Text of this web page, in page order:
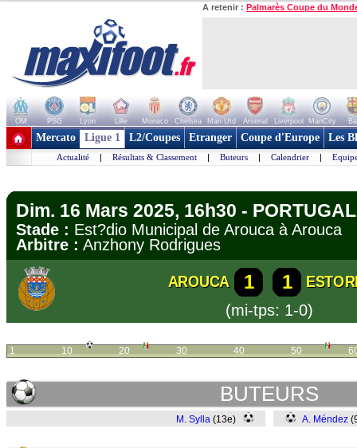
A retenir : Palmarès Coupe du
OM PSG Lyon Lille Monaco Chelsea Man Utd Arsenal Liverpool ManCity
+ de clubs
Mercato Ligue 1 L2/Coupes Etranger Coupe d'Europe Les
Actualité | Résultats & Classement | Buteurs | Calendrier |
Dim. 16 Mars 2025, 16h30 -
Stade : Est?dio Municipal de Arouca à
Arbitre : Anzhony Rodrigues
AROUCA 1 1
(mi-tps: 1-0)
1 10 20 30 40 50
BUTEURS
M. Sylla (13e) A. Méndez